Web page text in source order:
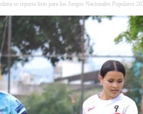
se reporta listo para los Juegos Nacionales Populares